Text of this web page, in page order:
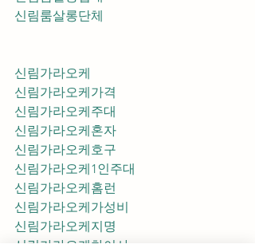
신림룸살롱단체
신림가라오케
신림가라오케가격
신림가라오케주대
신림가라오케혼자
신림가라오케호구
신림가라오케1인주대
신림가라오케홈런
신림가라오케가성비
신림가라오케지명
신림가라오케차이사